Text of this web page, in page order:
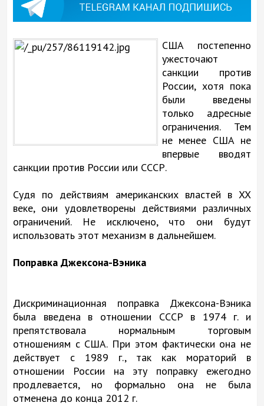
США постепенно
ужесточают
санкции против
России, хотя пока
были введены
только адресные
ограничения. Тем
не менее США не
впервые вводят
санкции против России или СССР.
Судя по действиям американских властей в XX
веке, они удовлетворены действиями различных
ограничений. Не исключено, что они будут
использовать этот механизм в дальнейшем.
Поправка Джексона-Вэника
Дискриминационная поправка Джексона-Вэника
была введена в отношении СССР в 1974 г. и
препятствовала нормальным торговым
отношениям с США. При этом фактически она не
действует с 1989 г., так как мораторий в
отношении России на эту поправку ежегодно
продлевается, но формально она не была
отменена до конца 2012 г.